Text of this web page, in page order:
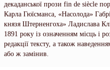
декаданської прози fin de siècle
Карла Гюїсманса, «Насолода»
князя Штерненгоха» Ладислава
1891 року із означенням місць і
редакції тексту, а також
або ж замінив.